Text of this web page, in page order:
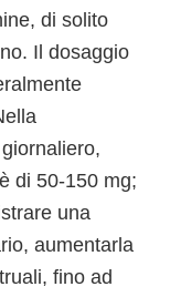
di solito
Il dosaggio
di 50-150 mg;
una
aumentarla
fino ad